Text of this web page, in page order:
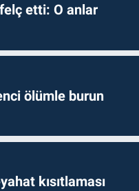
etti: O anlar
ölümle burun
kısıtlaması